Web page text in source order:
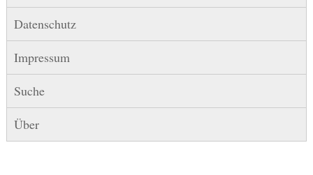
Datenschutz
Impressum
Suche
Über